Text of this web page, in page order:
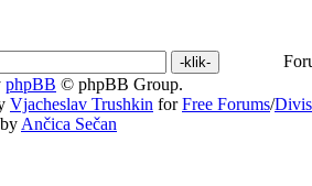
phpBB © phpBB Group.
Vjacheslav Trushkin forFree Forums/
Ančica Sečan